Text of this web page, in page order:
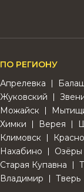
ПО РЕГИОНУ
Апрелевка
Жуковский
Можайск
Химки
Верея
Климовск
Нахабино
Озёры
Старая Купавна
Владимир
Тверь